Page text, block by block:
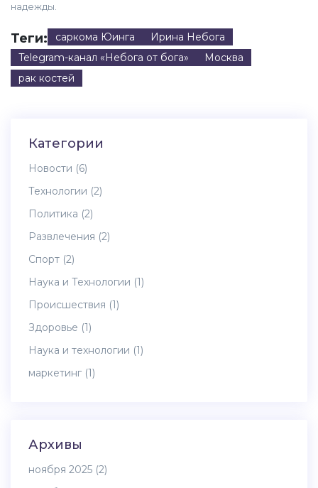
надежды.
Теги: саркома Юинга
Ирина Небога
Telegram-канал «Небога от бога»
Москва
рак костей
Категории
Новости (6)
Технологии (2)
Политика (2)
Развлечения (2)
Спорт (2)
Наука и Технологии (1)
Происшествия (1)
Здоровье (1)
Наука и технологии (1)
маркетинг (1)
Архивы
ноября 2025 (2)